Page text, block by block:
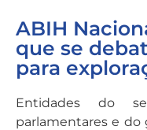
ABIH
que se
para
Entidades do
parlamentares e do